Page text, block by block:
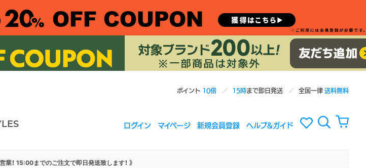
ポイント 10倍 15時まで即日発送 全国一律送料無料
ログイン マイページ 新規会員登録 ヘルプ&ガイド
業！ 15:00までのご注文で即日発送致します！ 》